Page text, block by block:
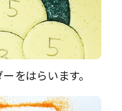
をはらいます。